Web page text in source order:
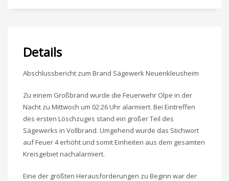
Details
Abschlussbericht zum Brand Sägewerk Neuenkleusheim
Zu einem Großbrand wurde die Feuerwehr Olpe in der
Nacht zu Mittwoch um 02:26 Uhr alarmiert. Bei Eintreffen
des ersten Löschzuges stand ein großer Teil des
Sägewerks in Vollbrand. Umgehend wurde das Stichwort
auf Feuer 4 erhöht und somit Einheiten aus dem gesamten
Kreisgebiet nachalarmiert.
Eine der größten Herausforderungen zu Beginn war der